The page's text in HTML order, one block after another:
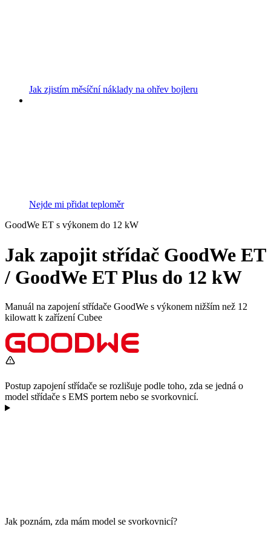
Jak zjistím měsíční náklady na ohřev bojleru
Nejde mi přidat teploměr
GoodWe ET s výkonem do 12 kW
Jak zapojit střídač GoodWe ET
/ GoodWe ET Plus do 12 kW
Manuál na zapojení střídače GoodWe s výkonem nižším než 12
kilowatt k zařízení Cubee
Postup zapojení střídače se rozlišuje podle toho, zda se jedná o
model střídače s EMS portem nebo se svorkovnicí.
Jak poznám, zda mám model se svorkovnicí?